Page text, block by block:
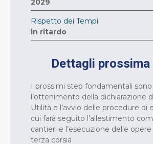
2029
Rispetto dei Tempi
in ritardo
Dettagli
I prossimi step fondamentali
l’ottenimento della dichiarazione
Utilità e l’avvio delle procedure di
cui farà seguito l’allestimento
cantieri e l’esecuzione delle opere
terza corsia